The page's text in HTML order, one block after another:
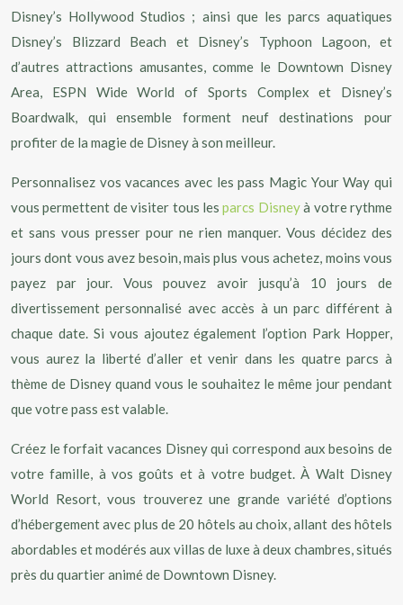
Disney’s Hollywood Studios ; ainsi que les parcs aquatiques
Disney’s Blizzard Beach et Disney’s Typhoon Lagoon, et
d’autres attractions amusantes, comme le Downtown Disney
Area, ESPN Wide World of Sports Complex et Disney’s
Boardwalk, qui ensemble forment neuf destinations pour
profiter de la magie de Disney à son meilleur.
Personnalisez vos vacances avec les pass Magic Your Way qui
vous permettent de visiter tous les parcs Disneyà votre rythme
et sans vous presser pour ne rien manquer. Vous décidez des
jours dont vous avez besoin, mais plus vous achetez, moins vous
payez par jour. Vous pouvez avoir jusqu’à 10 jours de
divertissement personnalisé avec accès à un parc différent à
chaque date. Si vous ajoutez également l’option Park Hopper,
vous aurez la liberté d’aller et venir dans les quatre parcs à
thème de Disney quand vous le souhaitez le même jour pendant
que votre pass est valable.
Créez le forfait vacances Disney qui correspond aux besoins de
votre famille, à vos goûts et à votre budget. À Walt Disney
World Resort, vous trouverez une grande variété d’options
d’hébergement avec plus de 20 hôtels au choix, allant des hôtels
abordables et modérés aux villas de luxe à deux chambres, situés
près du quartier animé de Downtown Disney.